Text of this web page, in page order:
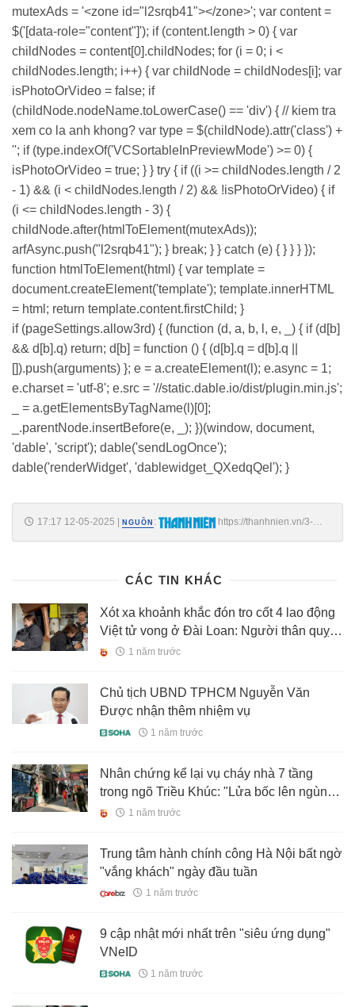
mutexAds = '<zone id="l2srqb41"></zone>'; var content =
$('[data-role="content"]'); if (content.length > 0) { var
childNodes = content[0].childNodes; for (i = 0; i <
childNodes.length; i++) { var childNode = childNodes[i]; var
isPhotoOrVideo = false; if
(childNode.nodeName.toLowerCase() == 'div') { // kiem tra
xem co la anh khong? var type = $(childNode).attr('class') +
''; if (type.indexOf('VCSortableInPreviewMode') >= 0) {
isPhotoOrVideo = true; } } try { if ((i >= childNodes.length / 2
- 1) && (i < childNodes.length / 2) && !isPhotoOrVideo) { if
(i <= childNodes.length - 3) {
childNode.after(htmlToElement(mutexAds));
arfAsync.push("l2srqb41"); } break; } } catch (e) { } } } });
function htmlToElement(html) { var template =
document.createElement('template'); template.innerHTML
= html; return template.content.firstChild; }
if (pageSettings.allow3rd) { (function (d, a, b, l, e, _) { if (d[b]
&& d[b].q) return; d[b] = function () { (d[b].q = d[b].q ||
[]).push(arguments) }; e = a.createElement(l); e.async = 1;
e.charset = 'utf-8'; e.src = '//static.dable.io/dist/plugin.min.js';
_ = a.getElementsByTagName(l)[0];
_.parentNode.insertBefore(e, _); })(window, document,
'dable', 'script'); dable('sendLogOnce');
dable('renderWidget', 'dablewidget_QXedqQel'); }
17:17 12-05-2025 NGUỒN :
https://thanhnien.vn/3-
CÁC TIN KHÁC
Xót xa khoảnh khắc đón tro cốt 4 lao động
Việt tử vong ở Đài Loan: Người thân quỵ
ngã, nước mắt nghẹn ngào ngay tại sân
1 năm trước
Chủ tịch UBND TPHCM Nguyễn Văn
Được nhận thêm nhiệm vụ
1 năm trước
Nhân chứng kể lại vụ cháy nhà 7 tầng
trong ngõ Triều Khúc: "Lửa bốc lên ngùn
ngụt kèm theo những tiếng nổ và mảnh
1 năm trước
Trung tâm hành chính công Hà Nội bất ngờ
"vắng khách" ngày đầu tuần
1 năm trước
9 cập nhật mới nhất trên "siêu ứng dụng"
VNeID
1 năm trước